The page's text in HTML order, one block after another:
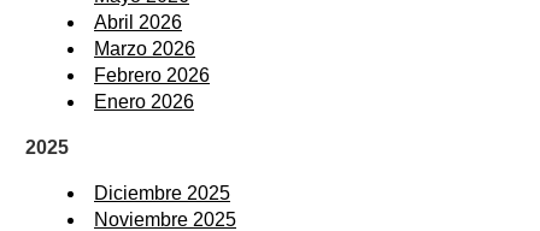
Abril 2026
Marzo 2026
Febrero 2026
Enero 2026
2025
Diciembre 2025
Noviembre 2025